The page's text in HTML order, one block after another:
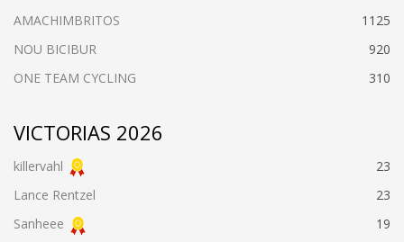
AMACHIMBRITOS
1125
NOU BICIBUR
920
ONE TEAM CYCLING
310
VICTORIAS 2026
killervahl
23
Lance Rentzel
23
Sanheee
19